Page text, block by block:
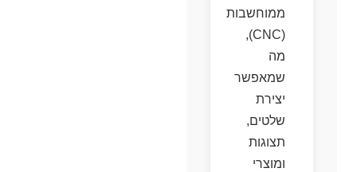
ממוחשבות
(CNC),
מה
שמאפשר
יצירת
שלטים,
תצוגות
ומוצרי